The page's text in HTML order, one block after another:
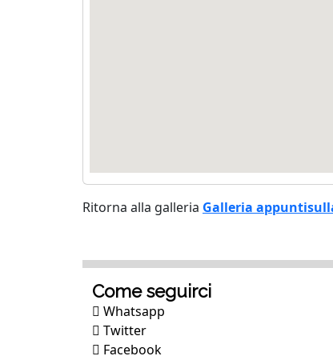
Ritorna alla galleria Galleria
Come seguirci
Whatsapp
Twitter
Facebook